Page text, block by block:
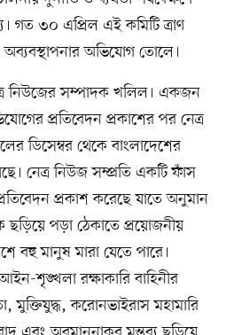
গত ৩০ এপ্রিল এই কমিটি ত্রাণ
অভিযোগ তোলে।
নিউজের সম্পাদক খলিল। একজন
প্রতিবেদন প্রকাশের পর নেত্র
ডিসেম্বর থেকে বাংলাদেশের
নেত্র নিউজ সম্প্রতি একটি ফাঁস
প্রকাশ করেছে যাতে অনুমান
পড়া ঠেকাতে প্রয়োজনীয়
বহু মানুষ মারা যেতে পারে।
শৃঙ্খলা রক্ষাকারি বাহিনীর
মুক্তিযুদ্ধ, করোনভাইরাস মহামারি